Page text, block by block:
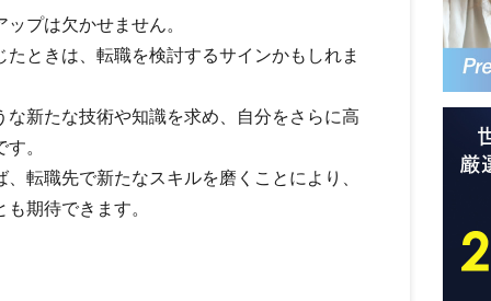
プは欠かせません。
ときは、転職を検討するサインかもしれま
新たな技術や知識を求め、自分をさらに高
。
転職先で新たなスキルを磨くことにより、
期待できます。